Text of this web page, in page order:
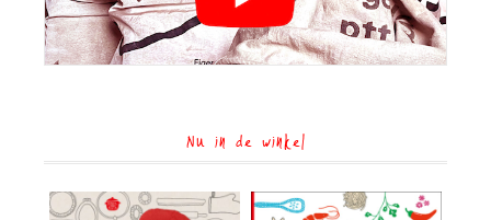
Nu in de winkel